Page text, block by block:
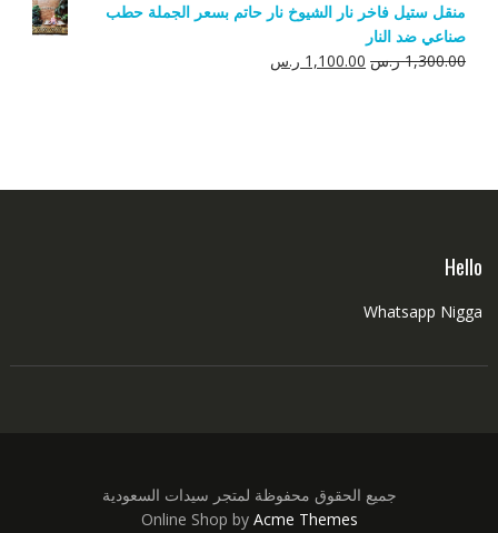
هو:
550.00 ر.س.
هو:
منقل ستيل فاخر نار الشيوخ نار حاتم بسعر الجملة حطب
صناعي ضد النار
1,300.00 ر.س السعر
1,100.00 ر.سالسعر
Hello
Whatsapp Nigga
جميع الحقوق محفوظة لمتجر سيدات السعودية
Online Shop by Acme Themes